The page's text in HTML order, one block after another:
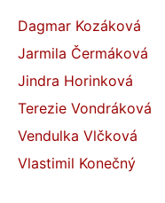
Dagmar Kozáková
Jarmila Čermáková
Jindra Horinková
Terezie Vondráková
Vendulka Vlčková
Vlastimil Konečný